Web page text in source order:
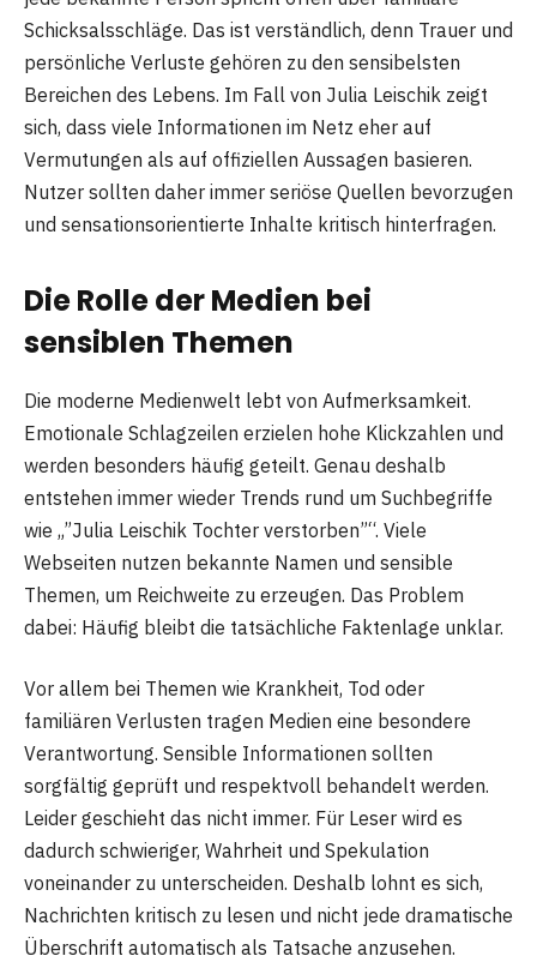
Schicksalsschläge. Das ist verständlich, denn Trauer und
persönliche Verluste gehören zu den sensibelsten
Bereichen des Lebens. Im Fall von Julia Leischik zeigt
sich, dass viele Informationen im Netz eher auf
Vermutungen als auf offiziellen Aussagen basieren.
Nutzer sollten daher immer seriöse Quellen bevorzugen
und sensationsorientierte Inhalte kritisch hinterfragen.
Die Rolle der Medien bei
sensiblen Themen
Die moderne Medienwelt lebt von Aufmerksamkeit.
Emotionale Schlagzeilen erzielen hohe Klickzahlen und
werden besonders häufig geteilt. Genau deshalb
entstehen immer wieder Trends rund um Suchbegriffe
wie „”Julia Leischik Tochter verstorben”“. Viele
Webseiten nutzen bekannte Namen und sensible
Themen, um Reichweite zu erzeugen. Das Problem
dabei: Häufig bleibt die tatsächliche Faktenlage unklar.
Vor allem bei Themen wie Krankheit, Tod oder
familiären Verlusten tragen Medien eine besondere
Verantwortung. Sensible Informationen sollten
sorgfältig geprüft und respektvoll behandelt werden.
Leider geschieht das nicht immer. Für Leser wird es
dadurch schwieriger, Wahrheit und Spekulation
voneinander zu unterscheiden. Deshalb lohnt es sich,
Nachrichten kritisch zu lesen und nicht jede dramatische
Überschrift automatisch als Tatsache anzusehen.